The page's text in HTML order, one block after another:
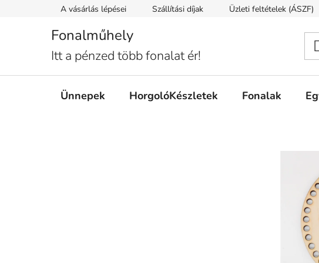
A vásárlás lépései Szállítási díjak Üzleti feltételek (ÁSZF)
Fonalműhely
Itt a pénzed több fonalat ér!
Ünnepek HorgolóKészletek Fonalak